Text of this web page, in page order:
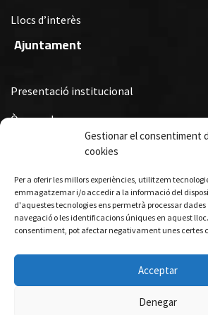
Gestionar el consentiment
cookies
Per a oferir les millors experiències, utilitzem
emmagatzemar i/o accedir a la informació del
d'aquestes tecnologies ens permetrà processar
navegació o les identificacions úniques en aquest
consentiment, pot afectar negativament unes certes
Acceptar
Denegar
Llocs d’interès
Ajuntament
Presentació institucional
Òrgans de govern
Ordenances Fiscals, Ordenances i
Turisme
Allotjament